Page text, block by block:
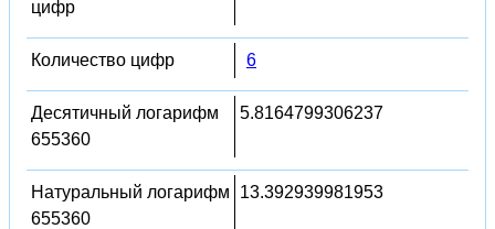
цифр
Количество цифр 6
Десятичный логарифм
655360
5.8164799306237
Натуральный логарифм
655360
13.392939981953